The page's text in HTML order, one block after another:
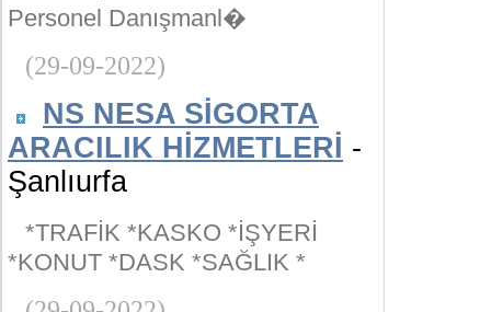
Personel Danışmanl�
(29-09-2022)
NS NESA SİGORTA
ARACILIK HİZMETLERİ -
Şanlıurfa
*TRAFİK *KASKO *İŞYERİ
*KONUT *DASK *SAĞLIK *